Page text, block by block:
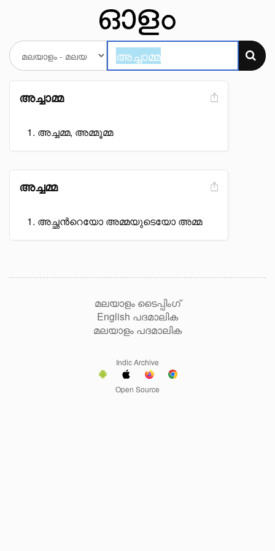
അച്ചാമ്മ
അച്ചമ്മ, അമ്മൂമ്മ
അച്ചമ്മ
അച്ഛൻറെയോ അമ്മയുടെയോ അമ്മ
മലയാളം ടൈപ്പിംഗ്
English പദമാലിക
മലയാളം പദമാലിക
Indic Archive
Open Source